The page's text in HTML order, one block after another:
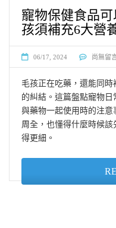
寵物保健食品
孩須補充6大營
06/17, 2024 尚無留
毛孩正在吃藥，還能同
的糾結。這篇盤點寵物
與藥物一起使用時的注
周全，也懂得什麼時候
得更細。